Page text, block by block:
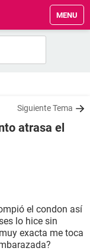
MENU
Siguiente Tema
atrasa el
el condon así
lo hice sin
exacta me toca